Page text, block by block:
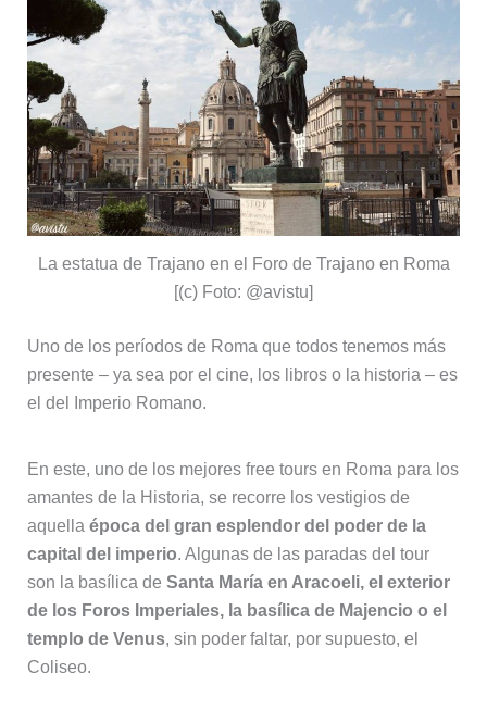
La estatua de Trajano en el Foro de Trajano en Roma
[(c) Foto: @avistu]
Uno de los períodos de Roma que todos tenemos más
presente – ya sea por el cine, los libros o la historia – es
el del Imperio Romano.
En este, uno de los mejores free tours en Roma para los
amantes de la Historia, se recorre los vestigios de
aquella época del gran esplendor del poder de la
capital del imperio. Algunas de las paradas del tour
son la basílica de Santa María en Aracoeli, el exterior
de los Foros Imperiales, la basílica de Majencio o el
templo de Venus, sin poder faltar, por supuesto, el
Coliseo.